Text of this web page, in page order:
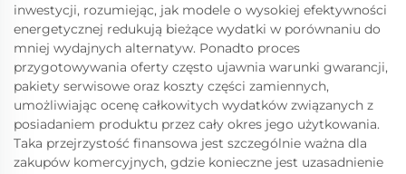
inwestycji, rozumiejąc, jak modele o wysokiej efektywności
energetycznej redukują bieżące wydatki w porównaniu do
mniej wydajnych alternatyw. Ponadto proces
przygotowywania oferty często ujawnia warunki gwarancji,
pakiety serwisowe oraz koszty części zamiennych,
umożliwiając ocenę całkowitych wydatków związanych z
posiadaniem produktu przez cały okres jego użytkowania.
Taka przejrzystość finansowa jest szczególnie ważna dla
zakupów komercyjnych, gdzie konieczne jest uzasadnienie